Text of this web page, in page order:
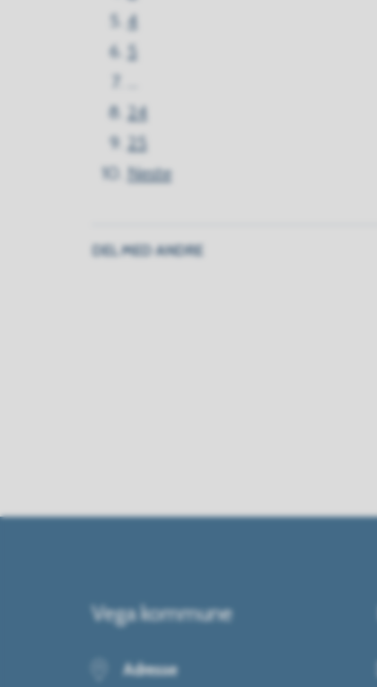
4
5
24
25
Neste
DEL MED ANDRE
Vega kommune
Adresse